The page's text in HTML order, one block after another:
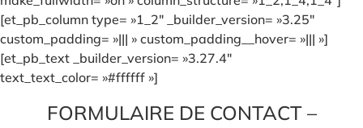
[et_pb_column type= »1_2″ _builder_version= »3.25″
custom_padding= »||| » custom_padding__hover= »||| »]
[et_pb_text _builder_version= »3.27.4″
text_text_color= »#ffffff »]
FORMULAIRE DE CONTACT –